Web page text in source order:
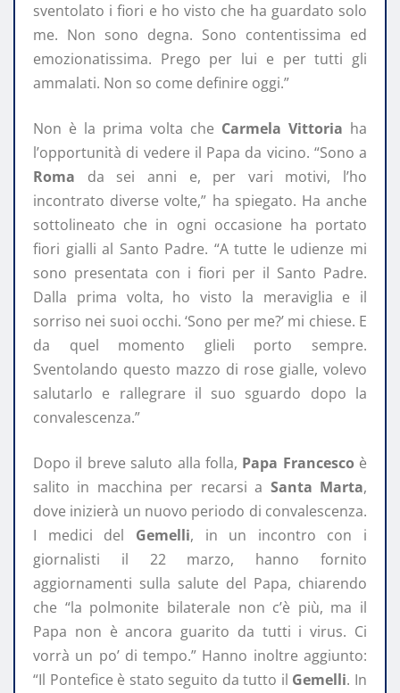
sventolato i fiori e ho visto che ha guardato solo
me. Non sono degna. Sono contentissima ed
emozionatissima. Prego per lui e per tutti gli
ammalati. Non so come definire oggi.”
Non è la prima volta che Carmela Vittoria ha
l’opportunità di vedere il Papa da vicino. “Sono a
Roma da sei anni e, per vari motivi, l’ho
incontrato diverse volte,” ha spiegato. Ha anche
sottolineato che in ogni occasione ha portato
fiori gialli al Santo Padre. “A tutte le udienze mi
sono presentata con i fiori per il Santo Padre.
Dalla prima volta, ho visto la meraviglia e il
sorriso nei suoi occhi. ‘Sono per me?’ mi chiese. E
da quel momento glieli porto sempre.
Sventolando questo mazzo di rose gialle, volevo
salutarlo e rallegrare il suo sguardo dopo la
convalescenza.”
Dopo il breve saluto alla folla, Papa Francesco è
salito in macchina per recarsi a Santa Marta,
dove inizierà un nuovo periodo di convalescenza.
I medici del Gemelli, in un incontro con i
giornalisti il 22 marzo, hanno fornito
aggiornamenti sulla salute del Papa, chiarendo
che “la polmonite bilaterale non c’è più, ma il
Papa non è ancora guarito da tutti i virus. Ci
vorrà un po’ di tempo.” Hanno inoltre aggiunto:
“Il Pontefice è stato seguito da tutto il Gemelli. In